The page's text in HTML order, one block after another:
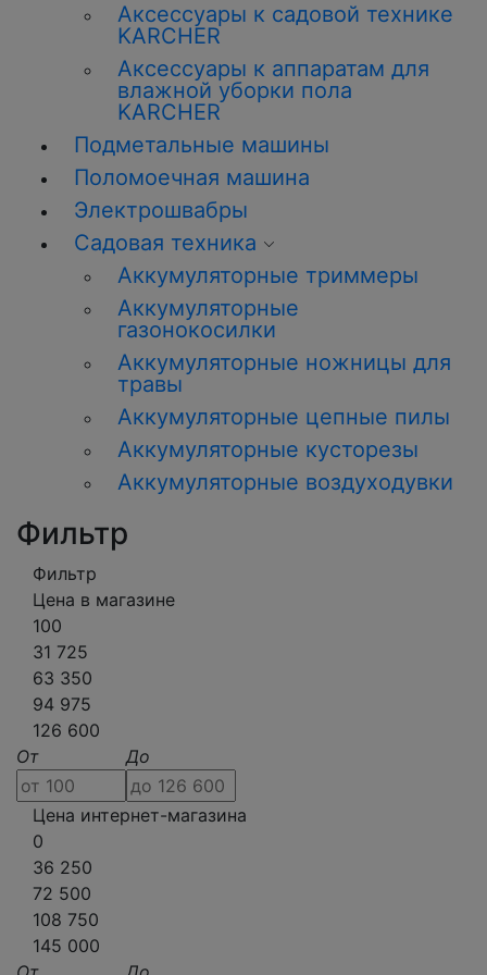
Аксессуары к садовой технике
KARCHER
Аксессуары к аппаратам для
влажной уборки пола
KARCHER
Подметальные машины
Поломоечная машина
Электрошвабры
Садовая техника
Аккумуляторные триммеры
Аккумуляторные
газонокосилки
Аккумуляторные ножницы для
травы
Аккумуляторные цепные пилы
Аккумуляторные кусторезы
Аккумуляторные воздуходувки
Фильтр
Фильтр
Цена в магазине
100
31 725
63 350
94 975
126 600
От
До
Цена интернет-магазина
0
36 250
72 500
108 750
145 000